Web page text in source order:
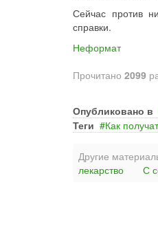
Сейчас против
справки.
Неформат
Прочитано 2099
Опубликовано в
Теги
Как
Другие
лекарство
С